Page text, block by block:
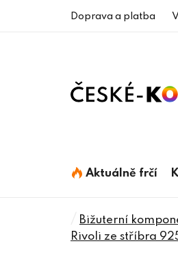
Doprava a platba
Aktuálně frčí
Domů
Bižuterní
Rivoli ze stříbra